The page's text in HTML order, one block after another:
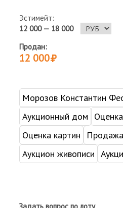
Эстимейт:
12 000 — 18 000
Продан:
12 000
Морозов Константин
Аукционный дом
Оценка картин
Аукцион живописи